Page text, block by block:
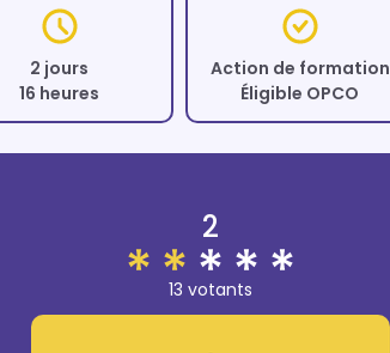
2 jours
16 heures
Action de formation
Éligible OPCO
2
13 votants